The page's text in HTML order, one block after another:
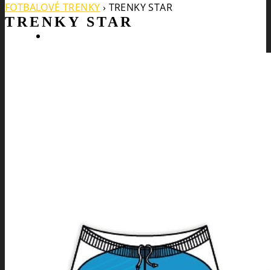
NABÍDKA PRO VŠECHNY SPORTY
TRENKY STAR
FOTBALOVÉ TRENKY › TRENKY STAR